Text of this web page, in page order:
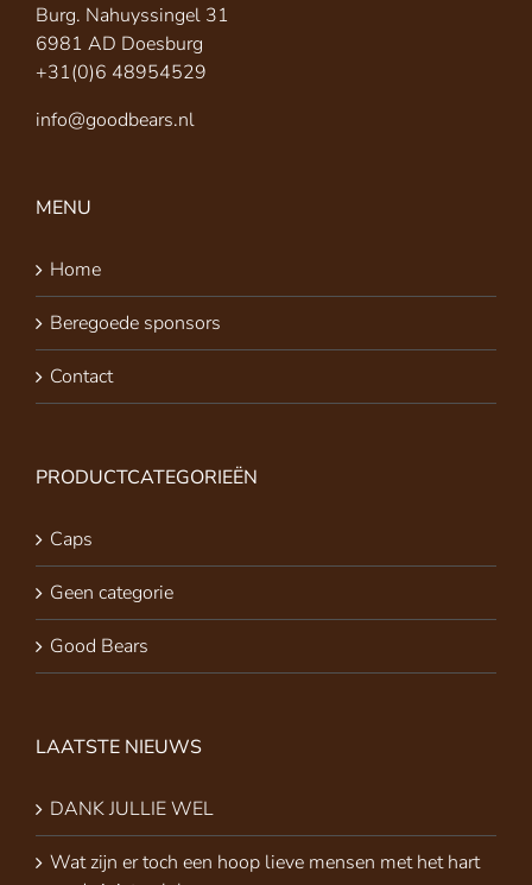
Burg. Nahuyssingel 31
6981 AD Doesburg
+31(0)6 48954529
info@goodbears.nl
MENU
Home
Beregoede sponsors
Contact
PRODUCTCATEGORIEËN
Caps
Geen categorie
Good Bears
LAATSTE NIEUWS
DANK JULLIE WEL
Wat zijn er toch een hoop lieve mensen met het hart